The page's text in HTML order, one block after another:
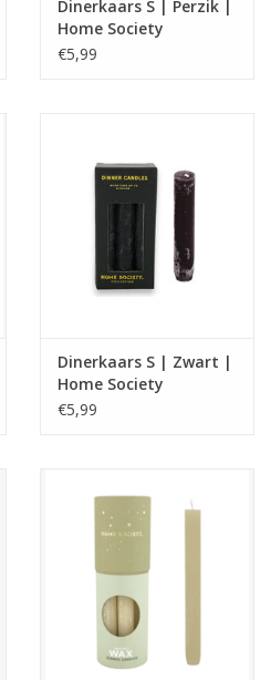
Dinerkaars S | Perzik |
Home Society
€5,99
Dinerkaars S | Zwart |
Home Society
€5,99